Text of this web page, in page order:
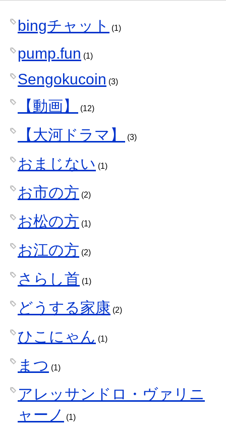
bingチャット (1)
pump.fun (1)
Sengokucoin (3)
【動画】 (12)
【大河ドラマ】 (3)
おまじない (1)
お市の方 (2)
お松の方 (1)
お江の方 (2)
さらし首 (1)
どうする家康 (2)
ひこにゃん (1)
まつ (1)
アレッサンドロ・ヴァリニ
ャーノ
(1)